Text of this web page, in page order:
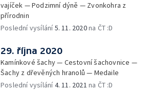
vajíček — Podzimní dýně — Zvonkohra z
přírodnin
Poslední vysílání5. 11. 2020na ČT :D
29. října 2020
Kamínkové šachy — Cestovní šachovnice —
Šachy z dřevěných hranolů — Medaile
Poslední vysílání4. 11. 2021 na ČT :D